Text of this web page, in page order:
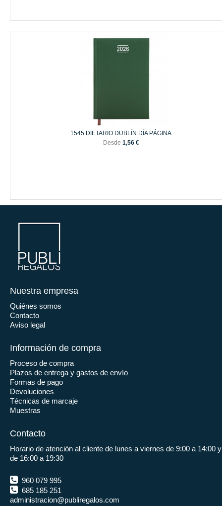
1545 DIETARIO DUBLÍN DÍA PÁGINA
Desde 1,56 €
Nuestra empresa
Quiénes somos
Contacto
Aviso legal
Información de compra
Proceso de compra
Plazos de entrega y gastos de envío
Formas de pago
Devoluciones
Técnicas de marcaje
Muestras
Contacto
Horario de atención al cliente de lunes a viernes de 9:00 a 14:00 y
de 16:00 a 19:30
960 079 995
685 185 251
administracion@publiregalos.com